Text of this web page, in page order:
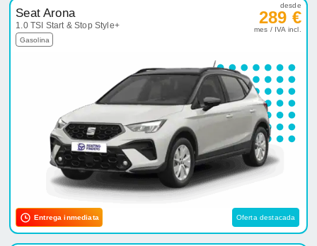
Seat Arona
1.0 TSI Start & Stop Style+
Gasolina
desde
289 €
mes / IVA incl.
Entrega inmediata Oferta destacada